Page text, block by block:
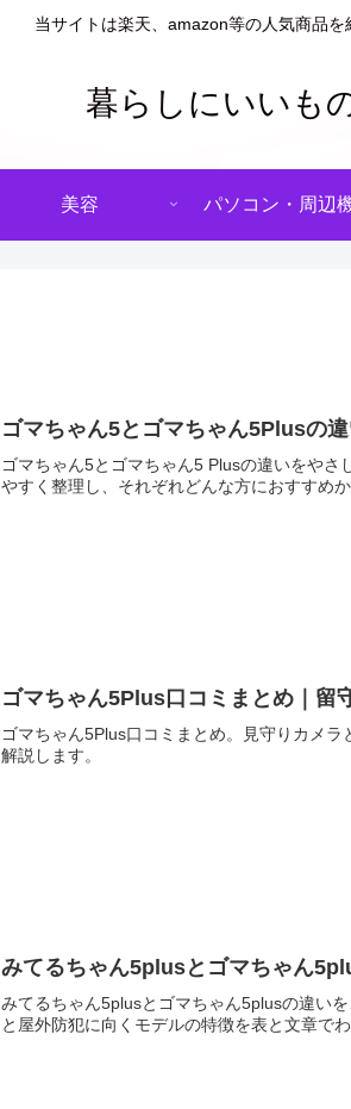
当サイトは楽天、amazon等の人気商品を
暮らしにいいも
美容 パソコン・周辺
ゴマちゃん5とゴマちゃん5Plusの
ゴマちゃん5とゴマちゃん5 Plusの違いをや
やすく整理し、それぞれどんな方におすすめ
ゴマちゃん5Plus口コミまとめ｜留
ゴマちゃん5Plus口コミまとめ。見守りカメ
解説します。
みてるちゃん5plusとゴマちゃん
みてるちゃん5plusとゴマちゃん5plusの違い
と屋外防犯に向くモデルの特徴を表と文章で